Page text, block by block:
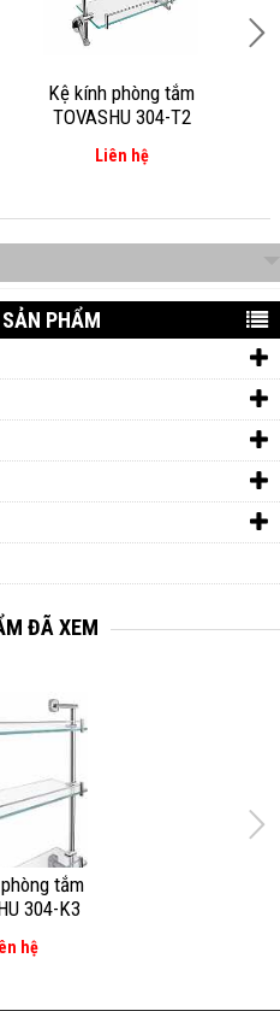
Kệ kính phòng tắm
TOVASHU 304-T2
Liên hệ
PHẨM
ĐÃ XEM
tắm
304-K3
hệ